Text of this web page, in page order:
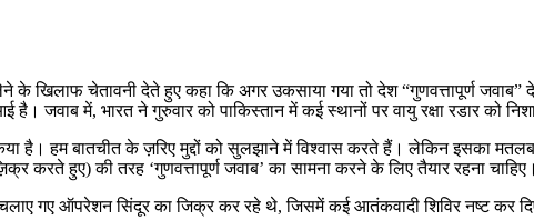
लेने के खिलाफ चेतावनी देते हुए कहा कि अगर उकसाया गया तो देश “गुणवत्तापूर्ण
है। जवाब में, भारत ने गुरुवार को पाकिस्तान में कई स्थानों पर वायु रक्षा रडार को
है। हम बातचीत के ज़रिए मुद्दों को सुलझाने में विश्वास करते हैं। लेकिन इसका
हुए) की तरह ‘गुणवत्तापूर्ण जवाब’ का सामना करने के लिए तैयार रहना
चलाए गए ऑपरेशन सिंदूर का जिक्र कर रहे थे, जिसमें कई आतंकवादी शिविर नष्ट कर